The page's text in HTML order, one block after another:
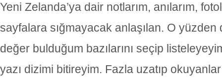
Yeni Zelanda’ya dair notlarım, anılarım,
sayfalara sığmayacak anlaşılan. O yüzden
değer bulduğum bazılarını seçip
yazı dizimi bitireyim. Fazla uzatıp